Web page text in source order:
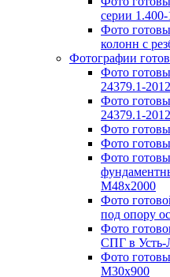
серии
Фото
колонн с
Фотографии
Фото
24379.1-
Фото
24379.1-
Фото
Фото
Фото
М48х2000
Фото
под опору
Фото
СПГ в Усть-
Фото
М30х900